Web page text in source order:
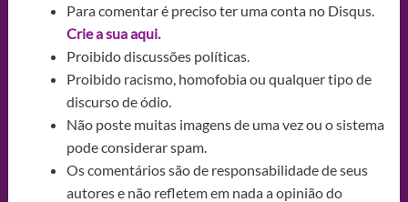
Para comentar é preciso ter uma conta no Disqus.
Crie a sua aqui.
Proibido discussões políticas.
Proibido racismo, homofobia ou qualquer tipo de
discurso de ódio.
Não poste muitas imagens de uma vez ou o sistema
pode considerar spam.
Os comentários são de responsabilidade de seus
autores e não refletem em nada a opinião do